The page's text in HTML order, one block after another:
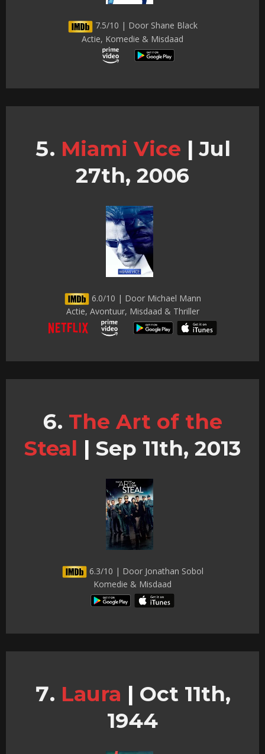
7.5/10 | Door Shane Black
Actie, Komedie & Misdaad
Miami Vice | Jul
27th, 2006
6.0/10 | Door Michael Mann
Actie, Avontuur, Misdaad & Thriller
The Art of the
Steal | Sep 11th, 2013
6.3/10 | Door Jonathan Sobol
Komedie & Misdaad
Laura | Oct 11th,
1944